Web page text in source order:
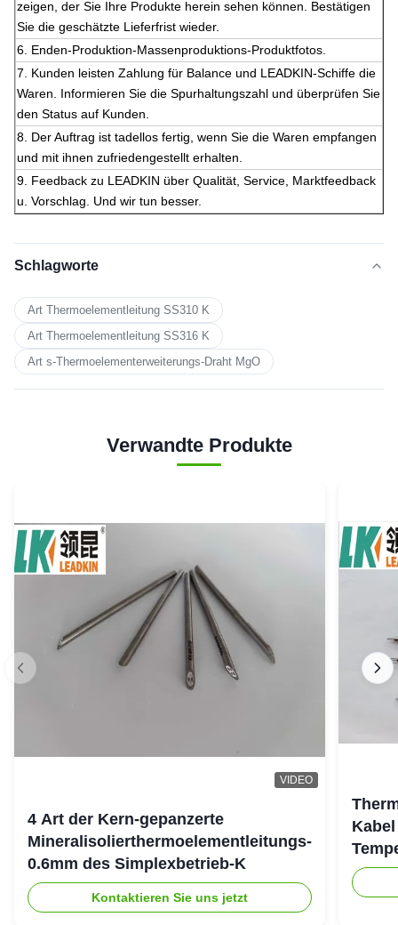
zeigen, der Sie Ihre Produkte herein sehen können. Bestätigen
Sie die geschätzte Lieferfrist wieder.
6. Enden-Produktion-Massenproduktions-Produktfotos.
7. Kunden leisten Zahlung für Balance und LEADKIN-Schiffe die
Waren. Informieren Sie die Spurhaltungszahl und überprüfen Sie
den Status auf Kunden.
8. Der Auftrag ist tadellos fertig, wenn Sie die Waren empfangen
und mit ihnen zufriedengestellt erhalten.
9. Feedback zu LEADKIN über Qualität, Service, Marktfeedback
u. Vorschlag. Und wir tun besser.
Schlagworte
Art Thermoelementleitung SS310 K
Art Thermoelementleitung SS316 K
Art s-Thermoelementerweiterungs-Draht MgO
Verwandte Produkte
VIDEO
4 Art der Kern-gepanzerte
Mineralisolierthermoelementleitungs-
0.6mm des Simplexbetrieb-K
Kontaktieren Sie uns jetzt